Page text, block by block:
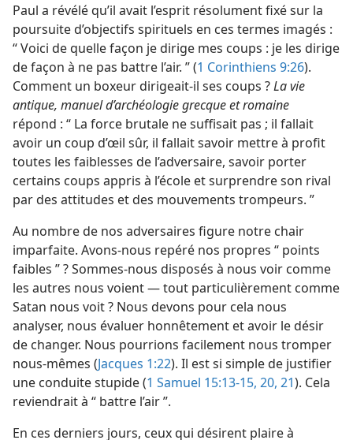
Paul a révélé qu’il avait l’esprit résolument fixé sur la
poursuite d’objectifs spirituels en ces termes imagés :
“ Voici de quelle façon je dirige mes coups : je les dirige
de façon à ne pas battre l’air. ” (1 Corinthiens 9:26).
Comment un boxeur dirigeait-il ses coups ?La vie
antique, manuel d’archéologie grecque et romaine
répond : “ La force brutale ne suffisait pas ; il fallait
avoir un coup d’œil sûr, il fallait savoir mettre à profit
toutes les faiblesses de l’adversaire, savoir porter
certains coups appris à l’école et surprendre son rival
par des attitudes et des mouvements trompeurs. ”
Au nombre de nos adversaires figure notre chair
imparfaite. Avons-nous repéré nos propres “ points
faibles ” ? Sommes-nous disposés à nous voir comme
les autres nous voient — tout particulièrement comme
Satan nous voit ? Nous devons pour cela nous
analyser, nous évaluer honnêtement et avoir le désir
de changer. Nous pourrions facilement nous tromper
nous-mêmes (Jacques 1:22). Il est si simple de justifier
une conduite stupide (1 Samuel 15:13-15, 20, 21). Cela
reviendrait à “ battre l’air ”.
En ces derniers jours, ceux qui désirent plaire à